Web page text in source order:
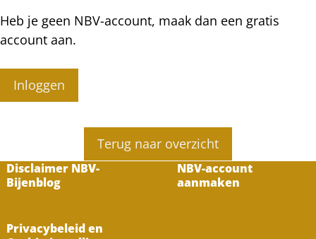
Heb je geen NBV-account, maak dan een gratis
account aan.
Inloggen
Terug naar overzicht
Disclaimer NBV-
Bijenblog
NBV-account
aanmaken
Privacybeleid en